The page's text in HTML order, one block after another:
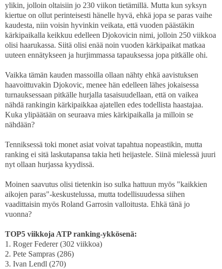
ylikin, jolloin oltaisiin jo 230 viikon tietämillä. Mutta kun syksyn
kiertue on ollut perinteisesti hänelle hyvä, ehkä jopa se paras vaihe
kaudesta, niin voisin hyvinkin veikata, että vuoden päästäkin
kärkipaikalla keikkuu edelleen Djokovicin nimi, jolloin 250 viikkoa
olisi haarukassa. Siitä olisi enää noin vuoden kärkipaikat matkaa
uuteen ennätykseen ja hurjimmassa tapauksessa jopa pitkälle ohi.
Vaikka tämän kauden massoilla ollaan nähty ehkä aavistuksen
haavoittuvakin Djokovic, menee hän edelleen lähes jokaisessa
turnauksessaan pitkälle hurjalla tasaisuudellaan, että on vaikea
nähdä rankingin kärkipaikkaa ajatellen edes todellista haastajaa.
Kuka ylipäätään on seuraava mies kärkipaikalla ja milloin se
nähdään?
Tenniksessä toki monet asiat voivat tapahtua nopeastikin, mutta
ranking ei sitä laskutapansa takia heti heijastele. Siinä mielessä juuri
nyt ollaan hurjassa kyydissä.
Moinen saavutus olisi tietenkin iso sulka hattuun myös "kaikkien
aikojen paras"-keskustelussa, mutta todellisuudessa siihen
vaadittaisin myös Roland Garrosin valloitusta. Ehkä tänä jo
vuonna?
TOP5 viikkoja ATP ranking-ykkösenä:
1. Roger Federer (302 viikkoa)
2. Pete Sampras (286)
3. Ivan Lendl (270)